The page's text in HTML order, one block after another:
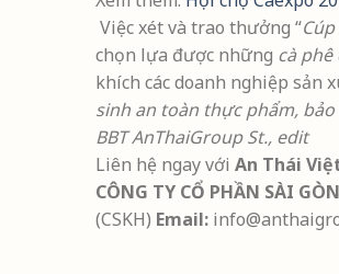
Việc xét và trao thưởng “
chọn lựa được những cà
khích các doanh nghiệp sản
sinh an toàn thực phẩm,
BBT AnThaiGroup St., edit
Liên hệ ngay với An Thái
CÔNG TY CỔ PHẦN SÀI
(CSKH) Email: